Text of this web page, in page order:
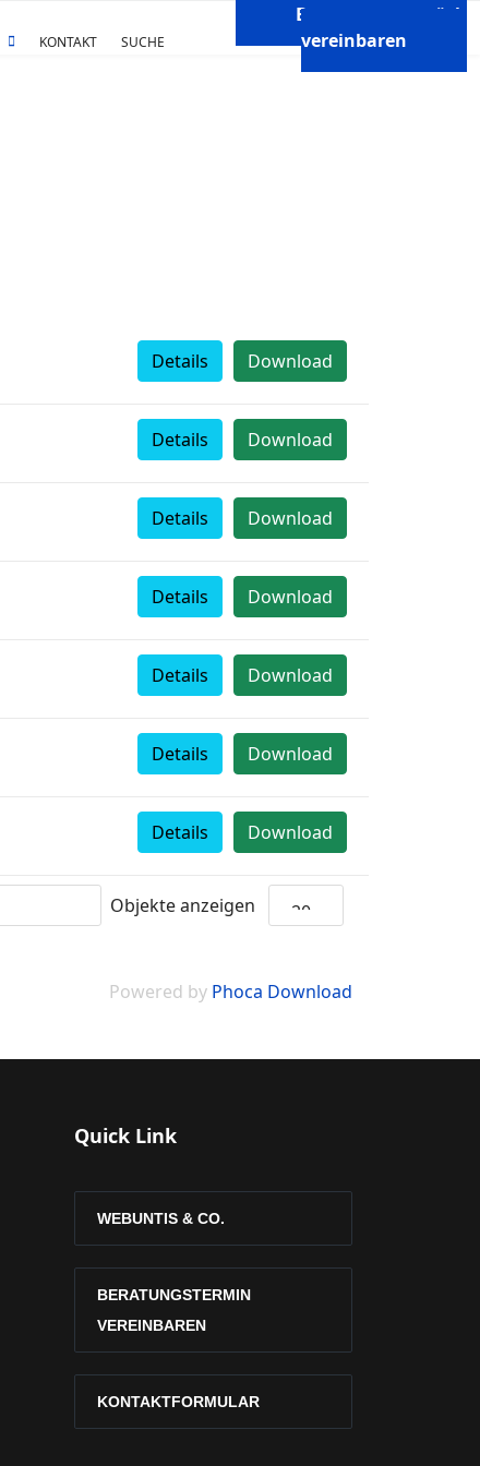
Beratungsgespräch
vereinbaren
KONTAKT SUCHE
Download
Details
Download
Details
Download
Details
Download
Details
Download
Details
Download
Details
Download
Details
Objekte anzeigen
Powered by Phoca Download
Quick Link
WEBUNTIS & CO.
BERATUNGSTERMIN
VEREINBAREN
KONTAKTFORMULAR